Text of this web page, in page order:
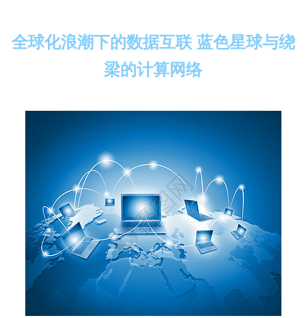
全球化浪潮下的数据互联 蓝色星球与绕
梁的计算网络